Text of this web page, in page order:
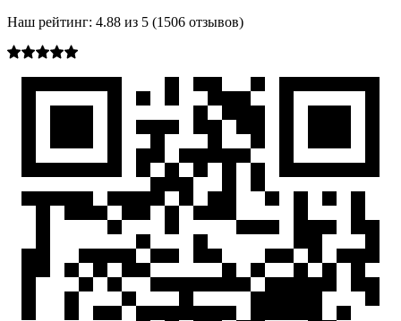
Наш рейтинг: 4.88 из 5 (1506 отзывов)